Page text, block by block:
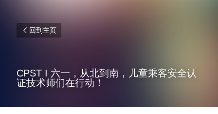
回到主页
CPST I 六一，从北到南，儿童乘客安全认
证技术师们在行动！